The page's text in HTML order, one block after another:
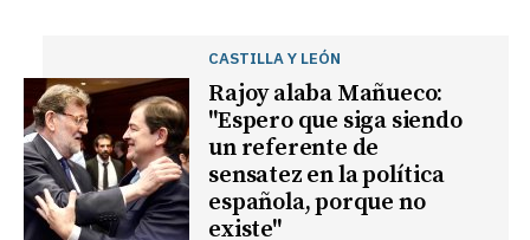
CASTILLA Y LEÓN
Rajoy alaba Mañueco:
"Espero que siga siendo
un referente de
sensatez en la política
española, porque no
existe"